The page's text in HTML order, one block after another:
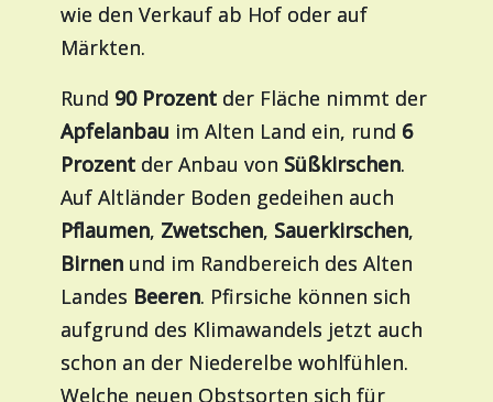
wie den Verkauf ab Hof oder auf
Märkten.
Rund 90 Prozent der Fläche nimmt der
Apfelanbau im Alten Land ein, rund 6
Prozent der Anbau von Süßkirschen.
Auf Altländer Boden gedeihen auch
Pflaumen, Zwetschen, Sauerkirschen,
Birnen und im Randbereich des Alten
Landes Beeren. Pfirsiche können sich
aufgrund des Klimawandels jetzt auch
schon an der Niederelbe wohlfühlen.
Welche neuen Obstsorten sich für